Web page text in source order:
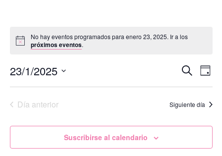
No hay eventos programados para enero 23, 2025. Ir a los
próximos eventos.
de
y
Buscar
de
de
Día
23/1/2025
Día anterior Siguiente día
Suscribirse al calendario